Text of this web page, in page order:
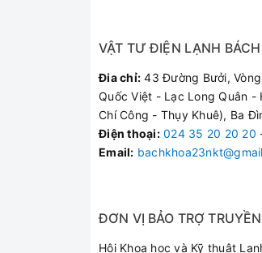
VẬT TƯ ĐIỆN LẠNH BÁCH
Đia chỉ: 43 Đường Bưởi,
Quốc Việt - Lạc Long Quân -
Chí Công - Thụy Khuê), Ba
Điện thoại: 024 35 20 20 20
Email:
ĐƠN VỊ BẢO TRỢ
Hội Khoa học và Kỹ thuật